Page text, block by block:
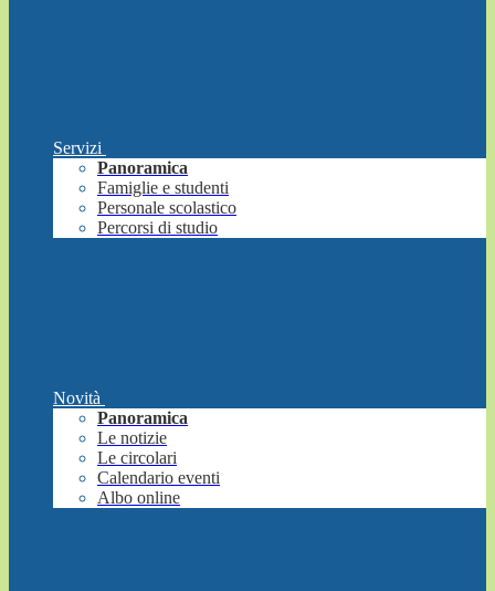
Servizi
Panoramica
Famiglie e studenti
Personale scolastico
Percorsi di studio
Novità
Panoramica
Le notizie
Le circolari
Calendario eventi
Albo online